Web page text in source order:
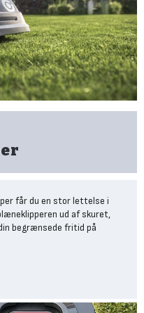
får du en stor lettelse i
ud af skuret,
begrænsede fritid på
hverdag